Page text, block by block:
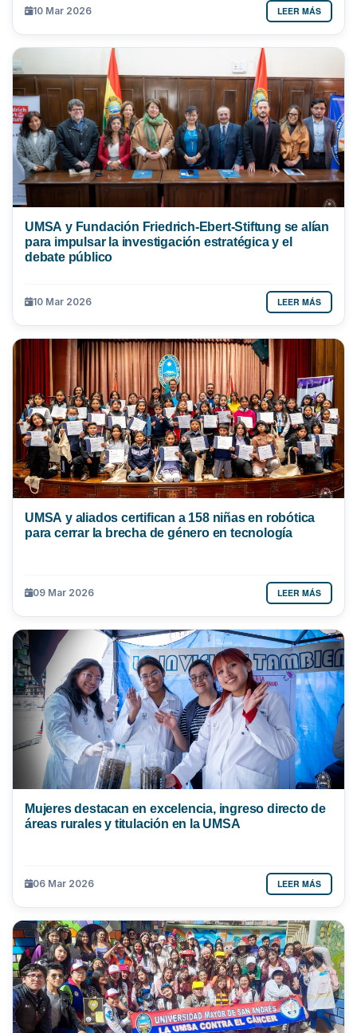
10 Mar 2026 LEER MÁS
UMSA y Fundación Friedrich-Ebert-Stiftung se alían
para impulsar la investigación estratégica y el
debate público
10 Mar 2026 LEER MÁS
UMSA y aliados certifican a 158 niñas en robótica
para cerrar la brecha de género en tecnología
09 Mar 2026 LEER MÁS
Mujeres destacan en excelencia, ingreso directo de
áreas rurales y titulación en la UMSA
06 Mar 2026 LEER MÁS